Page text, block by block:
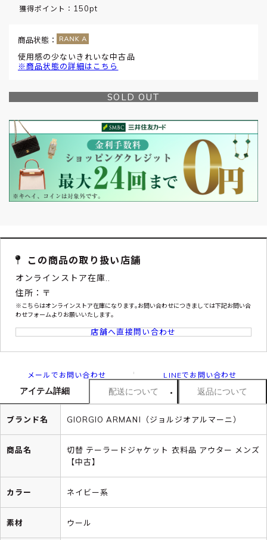
獲得ポイント： 150pt
商品状態：
使用感の少ないきれいな中古品
※商品状態の詳細はこちら
SOLD OUT
この商品の取り扱い店舗
オンラインストア在庫..
住所：〒
※こちらはオンラインストア在庫になります｡お問い合わせにつきましては下記お問い合
わせフォームよりお願いいたします｡
店舗へ直接問い合わせ
メールでお問い合わせ LINEでお問い合わせ
アイテム詳細 配送について 返品について
ブランド名 GIORGIO ARMANI（ジョルジオアルマーニ）
商品名
切替 テーラードジャケット 衣料品 アウター メンズ
【中古】
カラー ネイビー系
素材 ウール